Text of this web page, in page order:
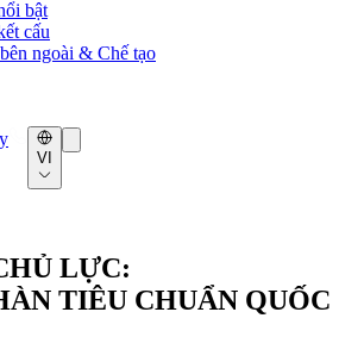
bật
cấu
ngoài & Chế tạo
VI
LỰC:
TIÊU CHUẨN QUỐC